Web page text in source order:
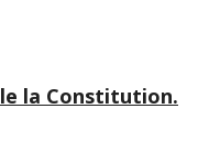
la Constitution.